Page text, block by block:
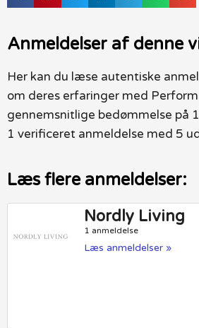
Anmeldelser af denne
Her kan du læse autentiske
om deres erfaringer med
gennemsnitlige bedømmelse på
1 verificeret anmeldelse med 5
Læs flere anmeldelser:
Nordly Living
1 anmeldelse
Læs anmeldelser »